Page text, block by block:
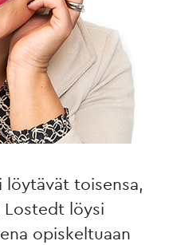
löytävät toisensa,
Lostedt löysi
opiskeltuaan